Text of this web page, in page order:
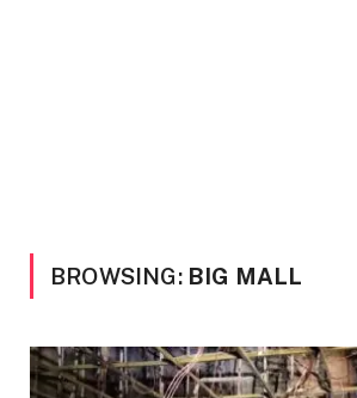
BROWSING: BIG MALL